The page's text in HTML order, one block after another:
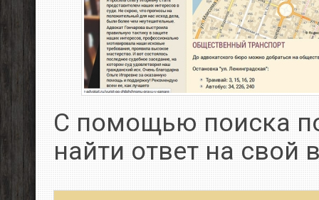
С помощью поиска
найти ответ на свой